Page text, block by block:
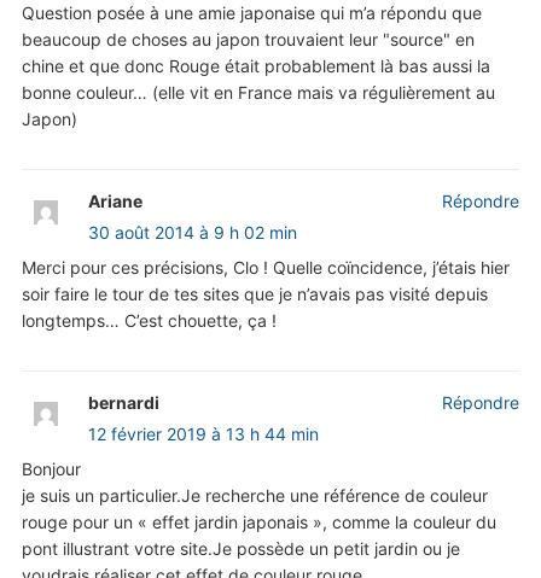
Question posée à une amie japonaise qui m’a répondu que
beaucoup de choses au japon trouvaient leur "source" en
chine et que donc Rouge était probablement là bas aussi la
bonne couleur… (elle vit en France mais va régulièrement au
Japon)
Ariane
30 août 2014 à 9 h 02 min
Merci pour ces précisions, Clo ! Quelle coïncidence, j’étais hier
soir faire le tour de tes sites que je n’avais pas visité depuis
longtemps… C’est chouette, ça !
Répondre
bernardi
12 février 2019 à 13 h 44 min
Bonjour
je suis un particulier.Je recherche une référence de couleur
rouge pour un « effet jardin japonais », comme la couleur du
pont illustrant votre site.Je possède un petit jardin ou je
Répondre